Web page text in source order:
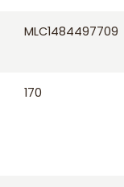
MLC1484497709
170